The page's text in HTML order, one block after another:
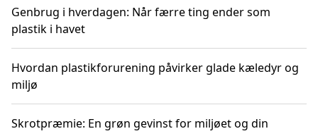
Genbrug i hverdagen: Når færre ting ender som
plastik i havet
Hvordan plastikforurening påvirker glade kæledyr og
miljø
Skrotpræmie: En grøn gevinst for miljøet og din